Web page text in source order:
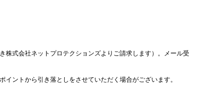
式会社ネットプロテクションズよりご請求します）。メール受
ントから引き落としをさせていただく場合がございます。